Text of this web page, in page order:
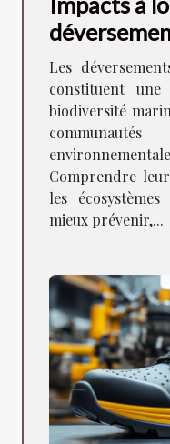
Les
constituent
biodiversité
Comprendre
les
mieux prévenir,...